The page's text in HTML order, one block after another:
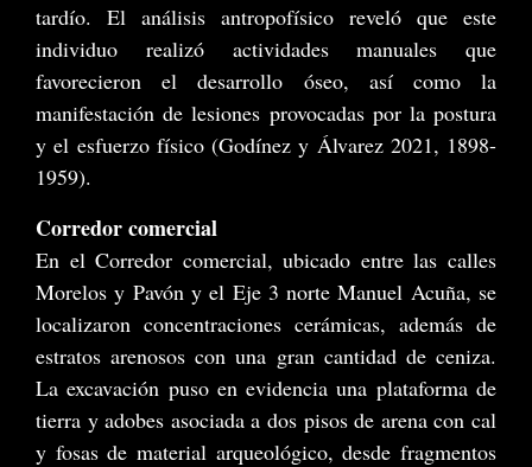
tardío. El análisis antropofísico reveló que este
individuo realizó actividades manuales que
favorecieron el desarrollo óseo, así como la
manifestación de lesiones provocadas por la postura
y el esfuerzo físico (Godínez y Álvarez 2021, 1898-
1959).
Corredor comercial
En el Corredor comercial, ubicado entre las calles
Morelos y Pavón y el Eje 3 norte Manuel Acuña, se
localizaron concentraciones cerámicas, además de
estratos arenosos con una gran cantidad de ceniza.
La excavación puso en evidencia una plataforma de
tierra y adobes asociada a dos pisos de arena con cal
y fosas de material arqueológico, desde fragmentos